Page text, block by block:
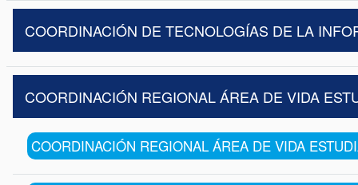
COORDINACIÓN DE TECNOLOGÍAS DE LA
COORDINACIÓN REGIONAL ÁREA DE VIDA
COORDINACIÓN REGIONAL ÁREA DE VIDA